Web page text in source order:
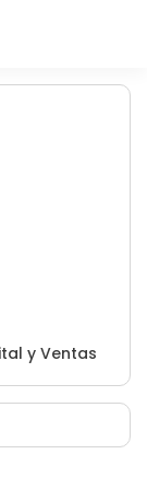
y Ventas